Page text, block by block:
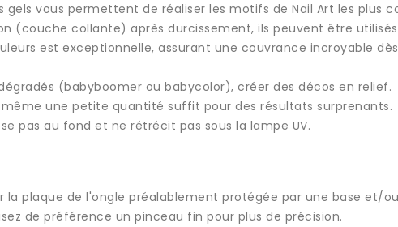
gels vous permettent de réaliser les motifs de Nail Art les plus
(couche collante) après durcissement, ils peuvent être
est exceptionnelle, assurant une couvrance incroyable
(babyboomer ou babycolor), créer des décos en relief.
une petite quantité suffit pour des résultats surprenants.
pas au fond et ne rétrécit pas sous la lampe UV.
la plaque de l'ongle préalablement protégée par une base et/
de préférence un pinceau fin pour plus de précision.